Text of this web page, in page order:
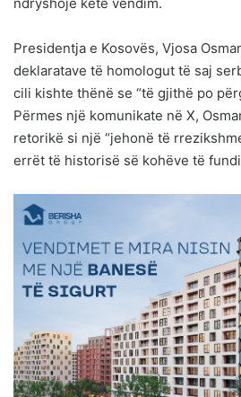
Presidentja e Kosovës, Vjosa
deklaratave të homologut të saj
cili kishte thënë se “të gjithë po
Përmes një komunikate në X,
retorikë si një “jehonë të
errët të historisë së kohëve të